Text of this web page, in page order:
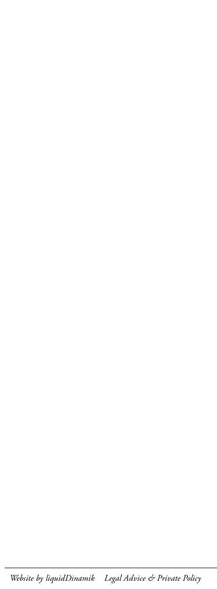
Website by liquidDinamik Legal Advice & Private Policy